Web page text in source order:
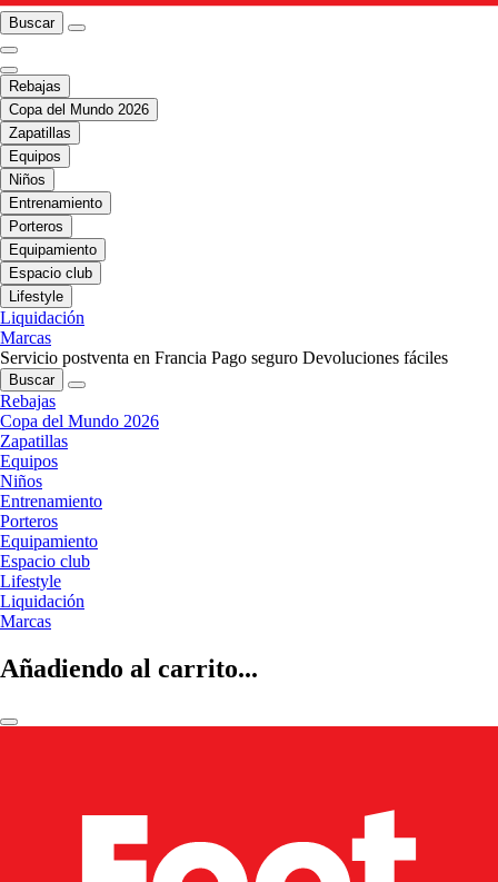
Buscar
Rebajas
Copa del Mundo 2026
Zapatillas
Equipos
Niños
Entrenamiento
Porteros
Equipamiento
Espacio club
Lifestyle
Liquidación
Marcas
Servicio postventa en Francia Pago seguro Devoluciones fáciles
Buscar
Rebajas
Copa del Mundo 2026
Zapatillas
Equipos
Niños
Entrenamiento
Porteros
Equipamiento
Espacio club
Lifestyle
Liquidación
Marcas
Añadiendo al carrito...